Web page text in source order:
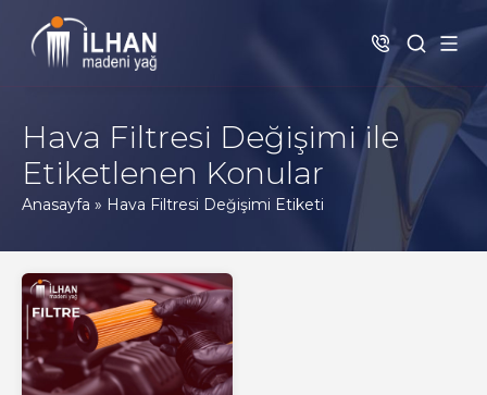
Hava Filtresi Değişimi ile
Etiketlenen Konular
Anasayfa » Hava Filtresi Değişimi Etiketi